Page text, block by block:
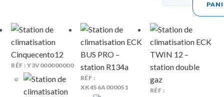
RÉF : Y3V000000000
RÉF :
XK456A000051
RÉF :